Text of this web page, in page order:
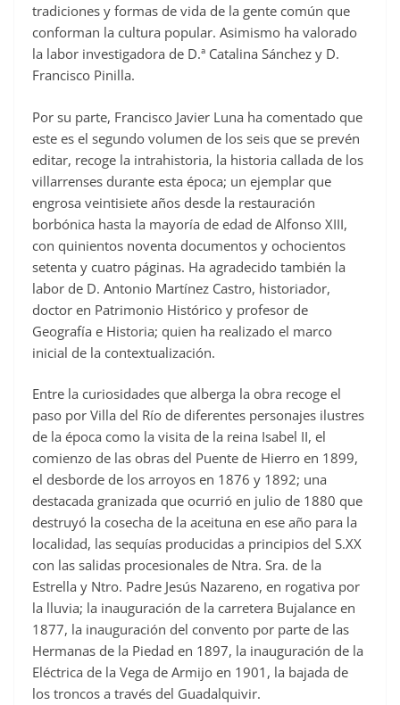
tradiciones y formas de vida de la gente común que
conforman la cultura popular. Asimismo ha valorado
la labor investigadora de D.ª Catalina Sánchez y D.
Francisco Pinilla.
Por su parte, Francisco Javier Luna ha comentado que
este es el segundo volumen de los seis que se prevén
editar, recoge la intrahistoria, la historia callada de los
villarrenses durante esta época; un ejemplar que
engrosa veintisiete años desde la restauración
borbónica hasta la mayoría de edad de Alfonso XIII,
con quinientos noventa documentos y ochocientos
setenta y cuatro páginas. Ha agradecido también la
labor de D. Antonio Martínez Castro, historiador,
doctor en Patrimonio Histórico y profesor de
Geografía e Historia; quien ha realizado el marco
inicial de la contextualización.
Entre la curiosidades que alberga la obra recoge el
paso por Villa del Río de diferentes personajes ilustres
de la época como la visita de la reina Isabel II, el
comienzo de las obras del Puente de Hierro en 1899,
el desborde de los arroyos en 1876 y 1892; una
destacada granizada que ocurrió en julio de 1880 que
destruyó la cosecha de la aceituna en ese año para la
localidad, las sequías producidas a principios del S.XX
con las salidas procesionales de Ntra. Sra. de la
Estrella y Ntro. Padre Jesús Nazareno, en rogativa por
la lluvia; la inauguración de la carretera Bujalance en
1877, la inauguración del convento por parte de las
Hermanas de la Piedad en 1897, la inauguración de la
Eléctrica de la Vega de Armijo en 1901, la bajada de
los troncos a través del Guadalquivir.